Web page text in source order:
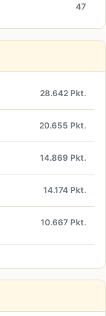
47
28.642 Pkt.
20.655 Pkt.
14.869 Pkt.
14.174 Pkt.
10.667 Pkt.